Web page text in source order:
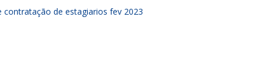
contratação de estagiarios fev 2023